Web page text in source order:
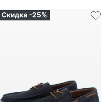
Скидка -25%